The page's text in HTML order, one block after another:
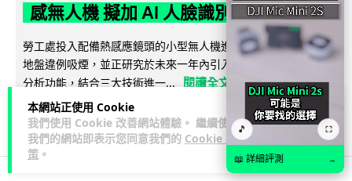
本網站正使用 Cookie
我們使用 Cookie 改善網站體驗。 繼續使用
我們的網站即表示您同意我們的 Cookie 政
策 。
感無人機 擬加 AI 人臉識別精準執法
勞工處投入配備熱感應鏡頭的小型無人機進行高空巡邏以打擊
地盤違例吸煙，並正研究於未來一年內引入 AI 人臉識別與行為
分析功能，結合三大技術進一...
閱讀全文
246 57 ↗ 分享
🎵 ⛶
📖 詳細評測 →